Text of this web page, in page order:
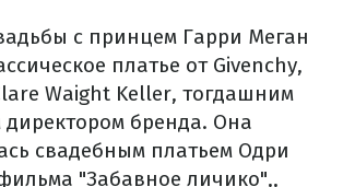
с принцем Гарри Меган
платье от Givenchy,
Waight Keller, тогдашним
бренда. Она
свадебным платьем Одри
"Забавное личико",,